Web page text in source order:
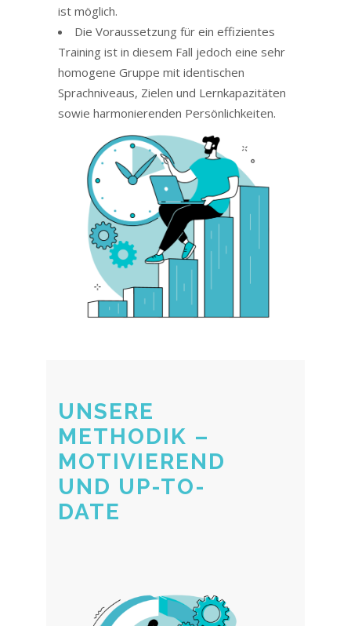
ist möglich.
Die Voraussetzung für ein effizientes
Training ist in diesem Fall jedoch eine sehr
homogene Gruppe mit identischen
Sprachniveaus, Zielen und Lernkapazitäten
sowie harmonierenden Persönlichkeiten.
UNSERE
METHODIK –
MOTIVIEREND
UND UP-TO-
DATE